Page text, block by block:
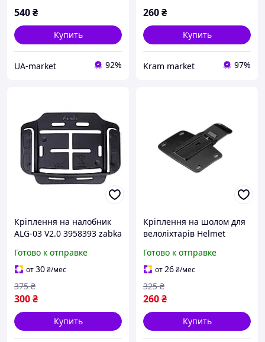
540₴
Купить
UA-market 92%
260₴
Купить
Kram market 97%
Кріплення на налобник
ALG-03 V2.0 3958393 zabka
Готово к отправке
от30₴/мес
300₴
375 ₴
Купить
Кріплення на шолом для
велоліхтарів Helmet
Готово к отправке
от26₴/мес
260₴
325 ₴
Купить